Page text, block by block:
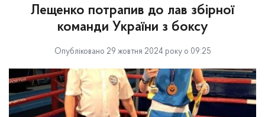
Лещенко потрапив до лав збірної
команди України з боксу
Опубліковано 29 жовтня 2024 року о 09:25